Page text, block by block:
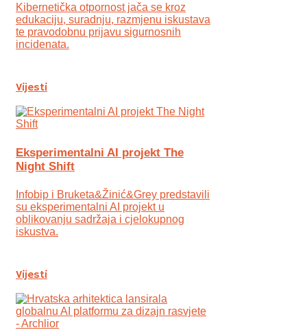
Kibernetička otpornost jača se kroz
edukaciju, suradnju, razmjenu iskustava
te pravodobnu prijavu sigurnosnih
incidenata.
Vijesti
Eksperimentalni AI projekt The
Night Shift
Infobip i Bruketa&Žinić&Grey predstavili
su eksperimentalni AI projekt u
oblikovanju sadržaja i cjelokupnog
iskustva.
Vijesti